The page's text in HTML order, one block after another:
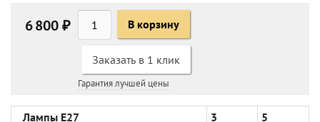
6 800 ₽ В корзину
Заказать в 1 клик
Гарантия лучшей цены
Лампы Е27 3
5